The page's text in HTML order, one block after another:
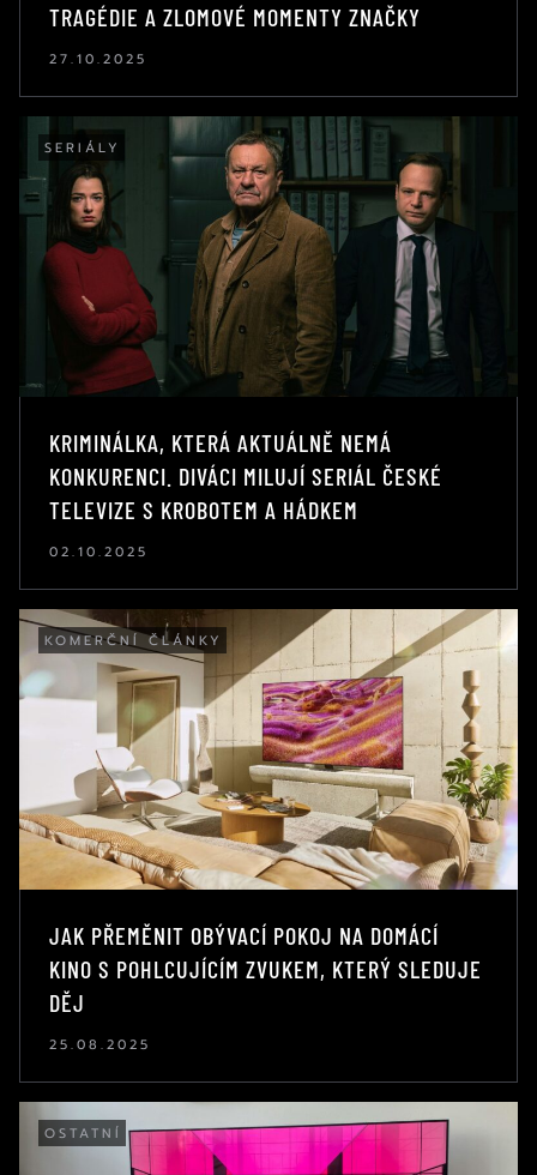
TRAGÉDIE A ZLOMOVÉ MOMENTY ZNAČKY
27.10.2025
SERIÁLY
KRIMINÁLKA, KTERÁ AKTUÁLNĚ NEMÁ
KONKURENCI. DIVÁCI MILUJÍ SERIÁL ČESKÉ
TELEVIZE S KROBOTEM A HÁDKEM
02.10.2025
KOMERČNÍ ČLÁNKY
JAK PŘEMĚNIT OBÝVACÍ POKOJ NA DOMÁCÍ
KINO S POHLCUJÍCÍM ZVUKEM, KTERÝ SLEDUJE
DĚJ
25.08.2025
OSTATNÍ